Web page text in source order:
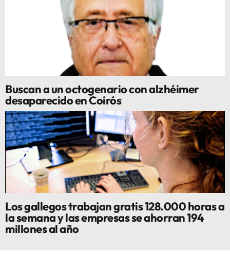
Buscan a un octogenario con alzhéimer
desaparecido en Coirós
Los gallegos trabajan gratis 128.000 horas a
la semana y las empresas se ahorran 194
millones al año